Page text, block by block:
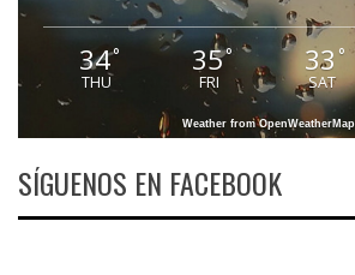
34°
THU
35°
FRI
33 °
SAT
Weather from OpenWeatherMap
SÍGUENOS EN FACEBOOK